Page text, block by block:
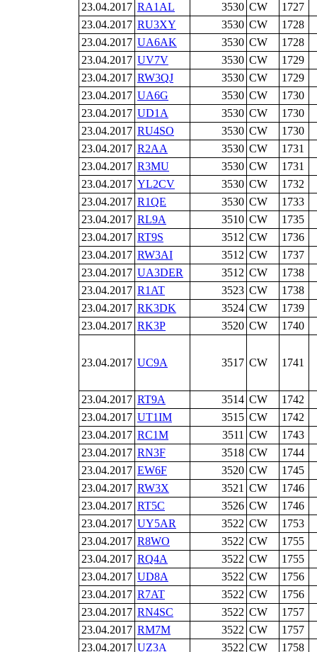
23.04.2017 RA1AL 3530 CW
1727
23.04.2017 RU3XY 3530 CW
1728
23.04.2017 UA6AK 3530 CW
1728
23.04.2017 UV7V 3530 CW
1729
23.04.2017 RW3QJ 3530 CW
1729
23.04.2017 UA6G 3530 CW
1730
23.04.2017 UD1A 3530 CW
1730
23.04.2017 RU4SO 3530 CW
1730
23.04.2017 R2AA 3530 CW
1731
23.04.2017 R3MU 3530 CW
1731
23.04.2017 YL2CV 3530 CW
1732
23.04.2017 R1QE 3530 CW
1733
23.04.2017 RL9A 3510 CW
1735
23.04.2017 RT9S 3512 CW
1736
23.04.2017 RW3AI 3512 CW
1737
23.04.2017 UA3DER 3512 CW
1738
23.04.2017 R1AT 3523 CW
1738
23.04.2017 RK3DK 3524 CW
1739
23.04.2017 RK3P 3520 CW 1740
23.04.2017 UC9A 3517 CW 1741
23.04.2017 RT9A 3514 CW
1742
23.04.2017 UT1IM 3515 CW
1742
23.04.2017 RC1M 3511 CW
1743
23.04.2017 RN3F 3518 CW
1744
23.04.2017 EW6F 3520 CW
1745
23.04.2017 RW3X 3521 CW
1746
23.04.2017 RT5C 3526 CW
1746
23.04.2017 UY5AR 3522 CW
1753
23.04.2017 R8WO 3522 CW
1755
23.04.2017 RQ4A 3522 CW
1755
23.04.2017 UD8A 3522 CW
1756
23.04.2017 R7AT 3522 CW
1756
23.04.2017 RN4SC 3522 CW
1757
23.04.2017 RM7M 3522 CW
1757
23.04.2017 UZ3A 3522 CW 1758